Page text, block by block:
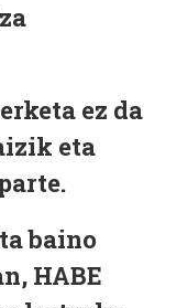
ez da
eta
.
baino
HABE